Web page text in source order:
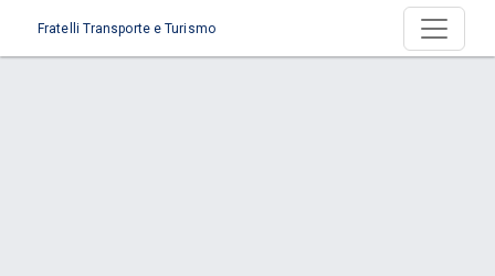
Fratelli Transporte e Turismo